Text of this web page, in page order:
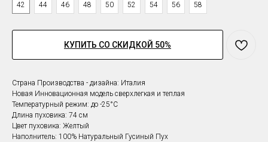
42
44 46 48 50 52 54 56 58
КУПИТЬ СО СКИДКОЙ 50%
Страна Производства - дизайна: Италия
Новая Инновационная модель сверхлегкая и теплая
Температурный режим: до -25°С
Длина пуховика: 74 см
Цвет пуховика: Желтый
Наполнитель: 100% Натуральный Гусиный Пух